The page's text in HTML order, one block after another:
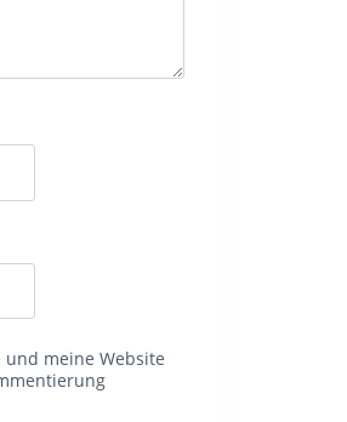
und meine Website